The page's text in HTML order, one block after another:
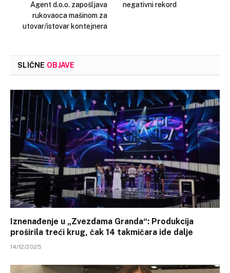
Agent d.o.o. zapošljava
rukovaoca mašinom za
utovar/istovar kontejnera
negativni rekord
SLIČNE OBJAVE
Iznenađenje u „Zvezdama Granda“: Produkcija
proširila treći krug, čak 14 takmičara ide dalje
14/12/2025